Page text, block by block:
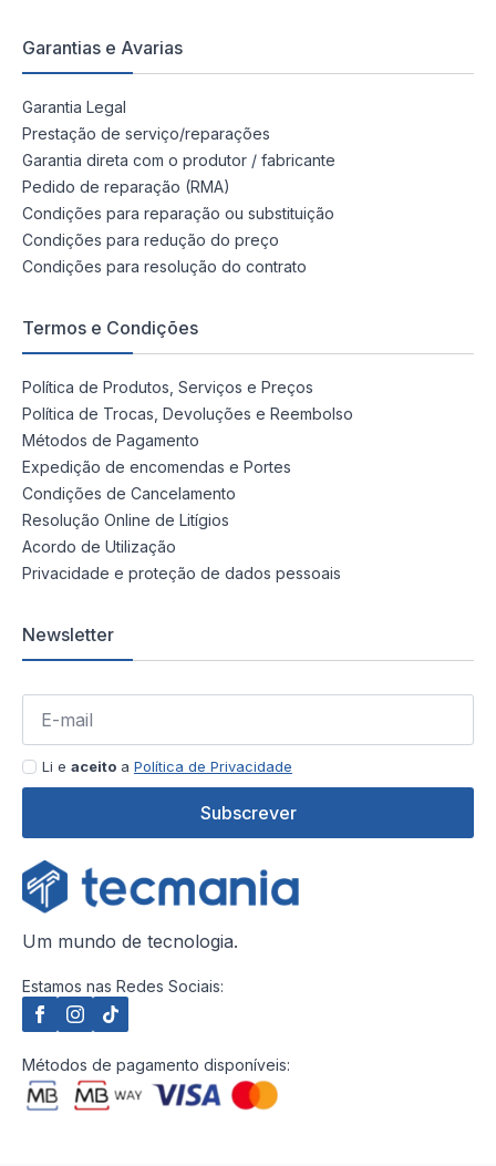
Garantias e Avarias
Garantia Legal
Prestação de serviço/reparações
Garantia direta com o produtor / fabricante
Pedido de reparação (RMA)
Condições para reparação ou substituição
Condições para redução do preço
Condições para resolução do contrato
Termos e Condições
Política de Produtos, Serviços e Preços
Política de Trocas, Devoluções e Reembolso
Métodos de Pagamento
Expedição de encomendas e Portes
Condições de Cancelamento
Resolução Online de Litígios
Acordo de Utilização
Privacidade e proteção de dados pessoais
Newsletter
Li e aceito a Política de Privacidade
Subscrever
Um mundo de tecnologia.
Estamos nas Redes Sociais:
Métodos de pagamento disponíveis: